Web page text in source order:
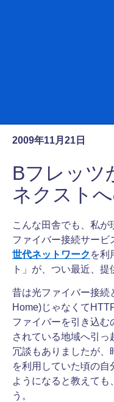
2009年11月21日
Bフレッツ
ネクスト
こんな田舎でも、私
ファイバー接続サービ
世代ネットワーク を利
ト」が、つい最近、提
昔は光ファイバー接続
Home)じゃなくて
ファイバーを引き込む
されている地域へ引
冗談もありましたが、
を利用していた頃の自
ようになると教えても
う。